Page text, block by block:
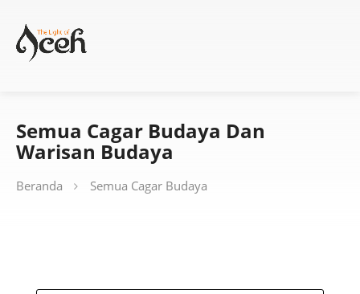
Semua Cagar Budaya Dan
Warisan Budaya
Beranda Semua Cagar Budaya